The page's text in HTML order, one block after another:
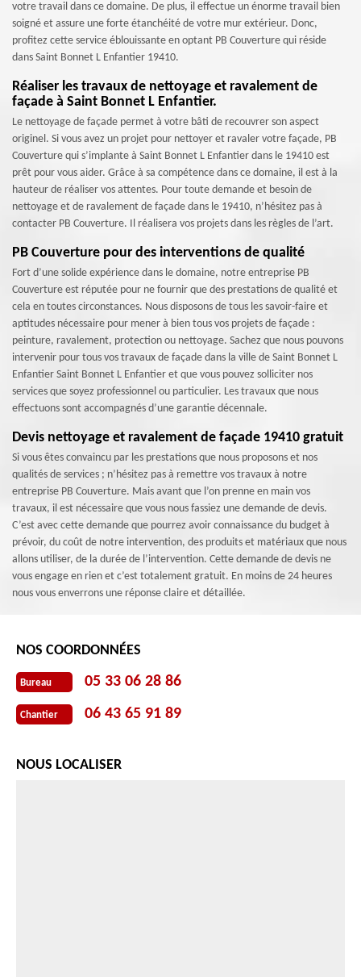
votre travail dans ce domaine. De plus, il effectue un énorme travail bien
soigné et assure une forte étanchéité de votre mur extérieur. Donc,
profitez cette service éblouissante en optant PB Couverture qui réside
dans Saint Bonnet L Enfantier 19410.
Réaliser les travaux de nettoyage et ravalement de
façade à Saint Bonnet L Enfantier.
Le nettoyage de façade permet à votre bâti de recouvrer son aspect
originel. Si vous avez un projet pour nettoyer et ravaler votre façade, PB
Couverture qui s’implante à Saint Bonnet L Enfantier dans le 19410 est
prêt pour vous aider. Grâce à sa compétence dans ce domaine, il est à la
hauteur de réaliser vos attentes. Pour toute demande et besoin de
nettoyage et de ravalement de façade dans le 19410, n’hésitez pas à
contacter PB Couverture. Il réalisera vos projets dans les règles de l’art.
PB Couverture pour des interventions de qualité
Fort d’une solide expérience dans le domaine, notre entreprise PB
Couverture est réputée pour ne fournir que des prestations de qualité et
cela en toutes circonstances. Nous disposons de tous les savoir-faire et
aptitudes nécessaire pour mener à bien tous vos projets de façade :
peinture, ravalement, protection ou nettoyage. Sachez que nous pouvons
intervenir pour tous vos travaux de façade dans la ville de Saint Bonnet L
Enfantier Saint Bonnet L Enfantier et que vous pouvez solliciter nos
services que soyez professionnel ou particulier. Les travaux que nous
effectuons sont accompagnés d’une garantie décennale.
Devis nettoyage et ravalement de façade 19410 gratuit
Si vous êtes convaincu par les prestations que nous proposons et nos
qualités de services ; n’hésitez pas à remettre vos travaux à notre
entreprise PB Couverture. Mais avant que l’on prenne en main vos
travaux, il est nécessaire que vous nous fassiez une demande de devis.
C’est avec cette demande que pourrez avoir connaissance du budget à
prévoir, du coût de notre intervention, des produits et matériaux que nous
allons utiliser, de la durée de l’intervention. Cette demande de devis ne
vous engage en rien et c’est totalement gratuit. En moins de 24 heures
nous vous enverrons une réponse claire et détaillée.
NOS COORDONNÉES
Bureau 05 33 06 28 86
Chantier 06 43 65 91 89
NOUS LOCALISER